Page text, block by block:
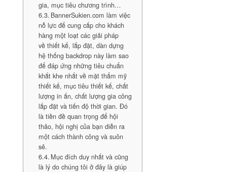
gia, mục tiêu chương trình…
BannerSukien.com làm việc
nỗ lực để cung cấp cho khách
hàng một loạt các giải pháp
về thiết kế, lắp đặt, dàn dựng
hệ thống backdrop này làm sao
để đáp ứng những tiêu chuẩn
khắt khe nhất về mặt thẩm mỹ
thiết kế, mục tiêu thiết kế, chất
lượng in ấn, chất lượng gia công
lắp đặt và tiến độ thời gian. Đó
là tiền đề quan trọng để hội
thảo, hội nghị của bạn diễn ra
một cách thành công và suôn
sẻ.
Mục đích duy nhất và cũng
là lý do chúng tôi ở đây là giúp